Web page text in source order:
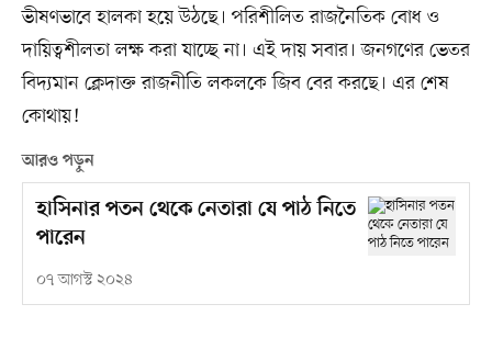
ভীষণভাবে হালকা হয়ে উঠছে। পরিশীলিত রাজনৈতিক বোধ ও
দায়িত্বশীলতা লক্ষ করা যাচ্ছে না। এই দায় সবার। জনগণের ভেতর
বিদ্যমান ক্লেদাক্ত রাজনীতি লকলকে জিব বের করছে। এর শেষ
কোথায়!
আরও পড়ুন
হাসিনার পতন থেকে নেতারা যে পাঠ নিতে
পারেন
০৭ আগস্ট ২০২৪